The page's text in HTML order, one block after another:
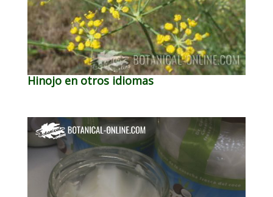
Hinojo en otros idiomas